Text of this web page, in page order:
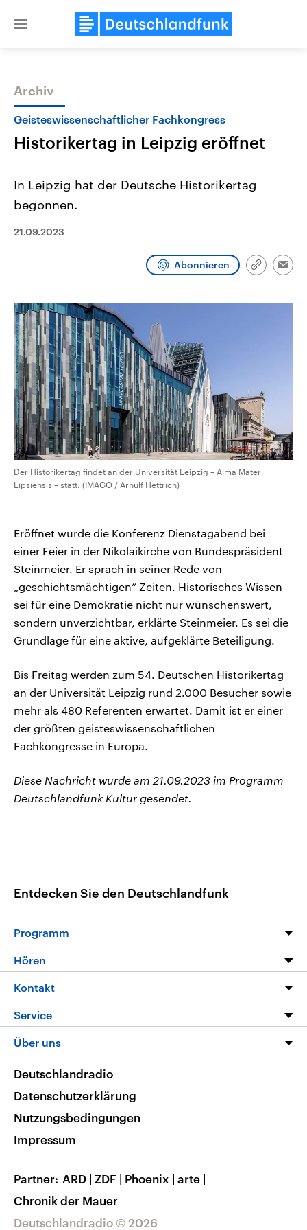
Close
Themen
Bundesland von einer Koalition aus
CDU, SPD und FDP regiert.-
Umfragen, Prognosen,
Wahlprogramme, aktuelle Berichte
und Hintergründe zu den Parteien
und Kandidaten der anstehenden
Wahl.
Hintergründe
Wirtschaftlich und
mit großem Einfluss auf
Sendungen Programm Podcasts
Audio-Archiv
Archiv
Geisteswissenschaftlicher Fachkongress
Historikertag in Leipzig eröffnet
In Leipzig hat der Deutsche Historikertag
begonnen.
21.09.2023
Abonnieren
Link
Der Historikertag findet an der Universität Leipzig – Alma Mater
Lipsiensis – statt. (IMAGO / Arnulf Hettrich)
Eröffnet wurde die Konferenz Dienstagabend bei
einer Feier in der Nikolaikirche von Bundespräsident
Steinmeier. Er sprach in seiner Rede von
„geschichtsmächtigen“ Zeiten. Historisches Wissen
sei für eine Demokratie nicht nur wünschenswert,
sondern unverzichtbar, erklärte Steinmeier. Es sei die
Grundlage für eine aktive, aufgeklärte Beteiligung.
Bis Freitag werden zum 54. Deutschen Historikertag
an der Universität Leipzig rund 2.000 Besucher sowie
mehr als 480 Referenten erwartet. Damit ist er einer
der größten geisteswissenschaftlichen
Fachkongresse in Europa.
Diese Nachricht wurde am 21.09.2023 im Programm
Deutschlandfunk Kultur gesendet.
Entdecken Sie den Deutschlandfunk
Programm
Programm
Die Nachrichten
Nachrichtenleicht
Neue Beiträge auf dlf.de
Hören
Livestream
Podcasts
Deutschlandfunk App
Nachrichten App
Frequenzen
Kontakt
Hörerservice
Service
FAQ
Veranstaltungen
Musikliste
RSS
Über uns
Barrierefreiheit
Deutschlandradio © 2026
Deutschlandradio
Datenschutzerklärung
Nutzungsbedingungen
Impressum
Partner ARD | ZDF | Phoenix | arte |
Chronik der Mauer